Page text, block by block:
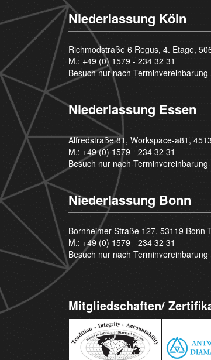
Niederlassung Köln
Richmodstraße 6 Regus, 4. Etage,
M.: +49 (0) 1579 - 234 32 31
Besuch nur nach Terminvereinbarung
Niederlassung Essen
Alfredstraße 81, Workspace-a81,
M.: +49 (0) 1579 - 234 32 31
Besuch nur nach Terminvereinbarung
Niederlassung Bonn
Bornheimer Straße 127, 53119 Bonn
M.: +49 (0) 1579 - 234 32 31
Besuch nur nach Terminvereinbarung
Mitgliedschaften/